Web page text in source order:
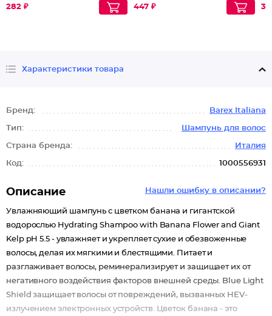
282 ₽ 447 ₽
Характеристики товара
Бренд: Barex Italiana
Тип: Шампунь для волос
Страна бренда: Италия
Код: 1000556931
Нашли ошибку в описании?
Описание
Увлажняющий шампунь с цветком банана и гигантской
водорослью Hydrating Shampoo with Banana Flower and Giant
Kelp pH 5.5 - увлажняет и укрепляет сухие и обезвоженные
волосы, делая их мягкими и блестящими. Питает и
разглаживает волосы, реминерализирует и защищает их от
негативного воздействия факторов внешней среды. Blue Light
Shield защищает волосы от повреждений, вызванных HEV-
излучением электронных устройств. Цветок банана - это